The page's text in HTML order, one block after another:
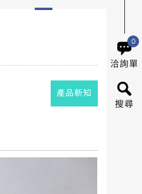
0
洽詢單
搜尋
產品新知